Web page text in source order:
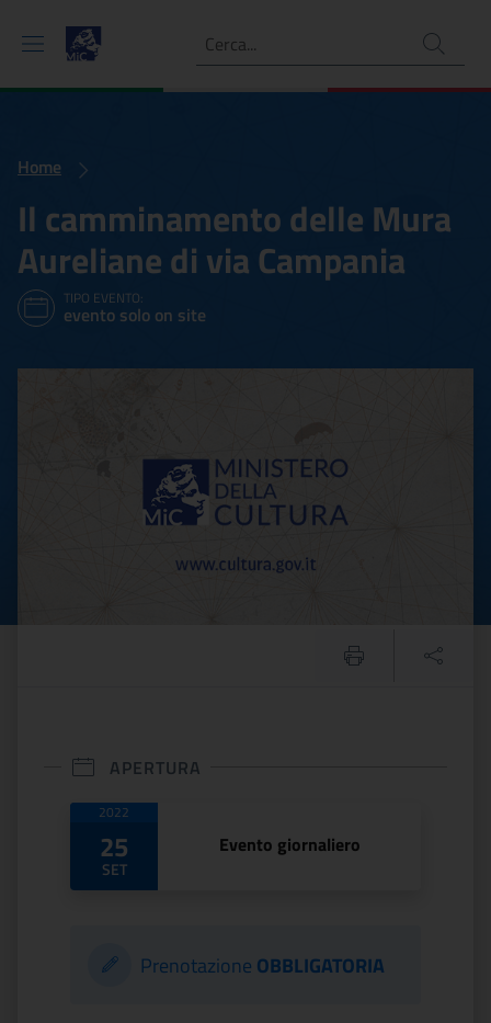
Ricerca
Home
Il camminamento delle Mura
Aureliane di via Campania
TIPO EVENTO:
evento solo on site
APERTURA
Date di apertura
2022
25
SET
Evento giornaliero
Prenotazione OBBLIGATORIA